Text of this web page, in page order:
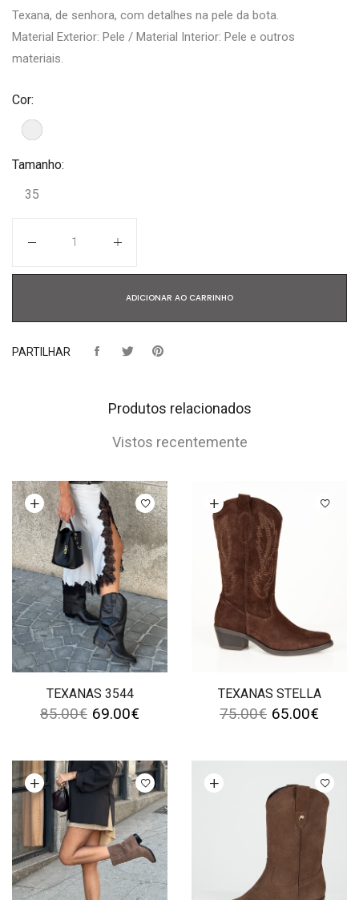
Texana, de senhora, com detalhes na pele da bota.
Material Exterior: Pele / Material Interior: Pele e outros
materiais.
Cor:
Tamanho:
35
ADICIONAR AO CARRINHO
PARTILHAR
Produtos relacionados
Vistos recentemente
TEXANAS 3544
opções
85.00€ 69.00€
TEXANAS STELLA
Ver opções
75.00€ 65.00€
opções Ver opções